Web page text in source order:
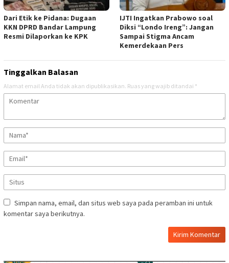
Dari Etik ke Pidana: Dugaan
KKN DPRD Bandar Lampung
Resmi Dilaporkan ke KPK
IJTI Ingatkan Prabowo soal
Diksi “Londo Ireng”: Jangan
Sampai Stigma Ancam
Kemerdekaan Pers
Tinggalkan Balasan
Alamat email Anda tidak akan dipublikasikan. Ruas yang wajib ditandai *
Simpan nama, email, dan situs web saya pada peramban ini untuk
komentar saya berikutnya.